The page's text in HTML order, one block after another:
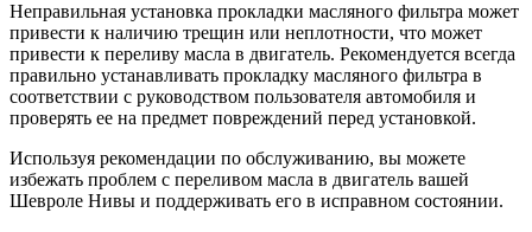
Неправильная установка прокладки масляного фильтра может
привести к наличию трещин или неплотности, что может
привести к переливу масла в двигатель. Рекомендуется всегда
правильно устанавливать прокладку масляного фильтра в
соответствии с руководством пользователя автомобиля и
проверять ее на предмет повреждений перед установкой.
Используя рекомендации по обслуживанию, вы можете
избежать проблем с переливом масла в двигатель вашей
Шевроле Нивы и поддерживать его в исправном состоянии.